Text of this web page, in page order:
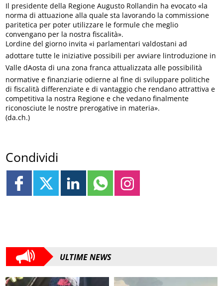
Il presidente della Regione Augusto Rollandin ha evocato «la
norma di attuazione alla quale sta lavorando la commissione
paritetica per poter utilizzare le formule che meglio
convengano per la nostra fiscalità».
Lordine del giorno invita «i parlamentari valdostani ad
adottare tutte le iniziative possibili per avviare lintroduzione in
Valle dAosta di una zona franca attualizzata alle possibilità
normative e finanziarie odierne al fine di sviluppare politiche
di fiscalità differenziate e di vantaggio che rendano attrattiva e
competitiva la nostra Regione e che vedano finalmente
riconosciute le nostre prerogative in materia».
(da.ch.)
Condividi
ULTIME NEWS